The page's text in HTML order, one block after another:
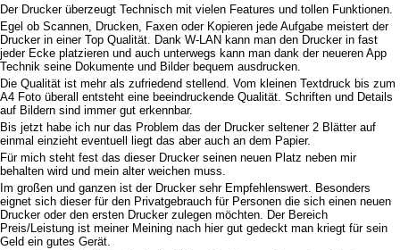
Der Drucker überzeugt Technisch mit vielen Features und tollen Funktionen.
Egel ob Scannen, Drucken, Faxen oder Kopieren jede Aufgabe meistert der
Drucker in einer Top Qualität. Dank W-LAN kann man den Drucker in fast
jeder Ecke platzieren und auch unterwegs kann man dank der neueren App
Technik seine Dokumente und Bilder bequem ausdrucken.
Die Qualität ist mehr als zufriedend stellend. Vom kleinen Textdruck bis zum
A4 Foto überall entsteht eine beeindruckende Qualität. Schriften und Details
auf Bildern sind immer gut erkennbar.
Bis jetzt habe ich nur das Problem das der Drucker seltener 2 Blätter auf
einmal einzieht eventuell liegt das aber auch an dem Papier.
Für mich steht fest das dieser Drucker seinen neuen Platz neben mir
behalten wird und mein alter weichen muss.
Im großen und ganzen ist der Drucker sehr Empfehlenswert. Besonders
eignet sich dieser für den Privatgebrauch für Personen die sich einen neuen
Drucker oder den ersten Drucker zulegen möchten. Der Bereich
Preis/Leistung ist meiner Meining nach hier gut gedeckt man kriegt für sein
Geld ein gutes Gerät.